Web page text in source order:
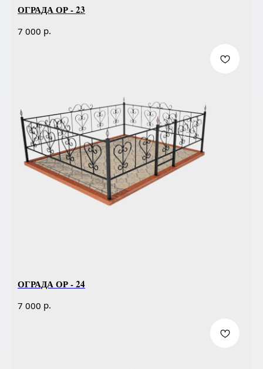
ОГРАДА ОР - 23
7 000 р.
ОГРАДА ОР - 24
7 000 р.